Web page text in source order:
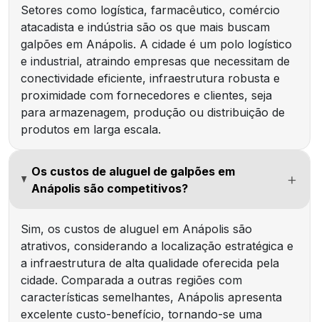
Setores como logística, farmacêutico, comércio
atacadista e indústria são os que mais buscam
galpões em Anápolis. A cidade é um polo logístico
e industrial, atraindo empresas que necessitam de
conectividade eficiente, infraestrutura robusta e
proximidade com fornecedores e clientes, seja
para armazenagem, produção ou distribuição de
produtos em larga escala.
Os custos de aluguel de galpões em
Anápolis são competitivos?
Sim, os custos de aluguel em Anápolis são
atrativos, considerando a localização estratégica e
a infraestrutura de alta qualidade oferecida pela
cidade. Comparada a outras regiões com
características semelhantes, Anápolis apresenta
excelente custo-benefício, tornando-se uma